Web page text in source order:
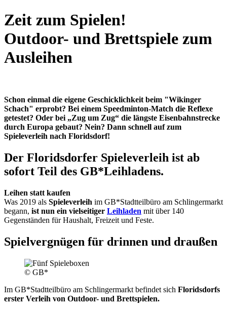
Zeit zum Spielen!
Outdoor- und Brettspiele zum
Ausleihen
Schon einmal die eigene Geschicklichkeit beim "Wikinger
Schach" erprobt? Bei einem Speedminton-Match die Reflexe
getestet? Oder bei „Zug um Zug“ die längste Eisenbahnstrecke
durch Europa gebaut? Nein? Dann schnell auf zum
Spieleverleih nach Floridsdorf!
Der Floridsdorfer Spieleverleih ist ab
sofort Teil des GB*Leihladens.
Leihen statt kaufen
Was 2019 als Spieleverleih im GB*Stadtteilbüro am Schlingermarkt
begann, ist nun ein vielseitiger Leihladen mit über 140
Gegenständen für Haushalt, Freizeit und Feste.
Spielvergnügen für drinnen und draußen
© GB*
Im GB*Stadtteilbüro am Schlingermarkt befindet sich Floridsdorfs
erster Verleih von Outdoor- und Brettspielen.